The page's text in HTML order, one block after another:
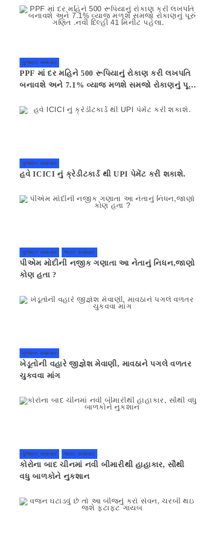
ગુજરાત સમાચાર
PPF માં દર મહિને 500 રૂપિયાનું રોકાણ કરી લખપતિ
બનાવશે અને 7.1% વ્યાજ મળશે સમજો રોકાણનું પૂરું
ગુજરાત સમાચાર
હવે ICICI નું ક્રેડીટકાર્ડ થી UPI પેમેંટ કરી શકાશે.
ગુજરાત સમાચાર ભારત સમાચાર
પીએમ મોદીની નજીક ગણાતા આ નેતાનું નિધન,જાણો
કોણ હતા ?
ગુજરાત સમાચાર
ખેડૂતોની વહારે જીજ્ઞેશ મેવાણી, માવઠાને પગલે વળતર
ચુકવવા માંગ
ગુજરાત સમાચાર ભારત સમાચાર
કોરોના બાદ ચીનમાં નવી બીમારીથી હાહાકાર, સૌથી
વધુ બાળકોને નુકશાન